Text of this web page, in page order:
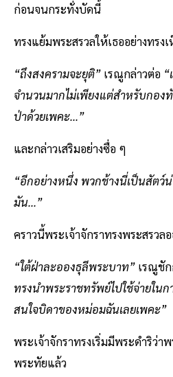
ก่อนจนกระทั่งบัดนี้
ทรงแย้มพระสรวลให้เธออย่างทรง
“ถึงสงครามจะยุติ” เรณูกล่าวต่อ “
จำนวนมากไม่เพียงแต่สำหรับกอ
ป่าด้วยเพคะ...”
และกล่าวเสริมอย่างซื่อ ๆ
“อีกอย่างหนึ่ง พวกช้างนี่เป็นสัต
มัน...”
คราวนี้พระเจ้าจักราทรงพระสรวล
“ใต้ฝ่าละอองธุลีพระบาท” เรณูชั
ทรงนำพระราชทรัพย์ไปใช้จ่ายใน
สนใจบิดาของหม่อมฉันเลยเพคะ”
พระเจ้าจักราทรงเริ่มมีพระดำริว่
พระทัยแล้ว